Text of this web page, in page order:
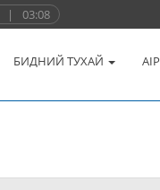
| 03:08
БИДНИЙ ТУХАЙ AIP